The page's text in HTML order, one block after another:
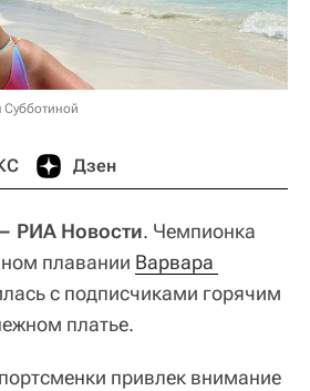
Дзен
РИА Новости. Чемпионка
плавании Варвара
с подписчиками горячим
платье.
привлек внимание